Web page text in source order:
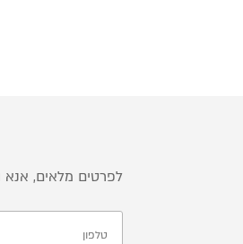
לפרטים מלאים, אנא